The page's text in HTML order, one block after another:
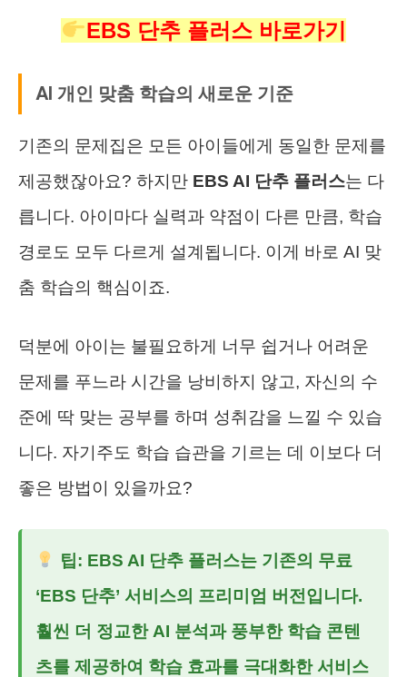
EBS 단추 플러스 바로가기
AI 개인 맞춤 학습의 새로운 기준
기존의 문제집은 모든 아이들에게 동일한 문제를
제공했잖아요? 하지만 EBS AI 단추 플러스는 다
릅니다. 아이마다 실력과 약점이 다른 만큼, 학습
경로도 모두 다르게 설계됩니다. 이게 바로 AI 맞
춤 학습의 핵심이죠.
덕분에 아이는 불필요하게 너무 쉽거나 어려운
문제를 푸느라 시간을 낭비하지 않고, 자신의 수
준에 딱 맞는 공부를 하며 성취감을 느낄 수 있습
니다. 자기주도 학습 습관을 기르는 데 이보다 더
좋은 방법이 있을까요?
팁: EBS AI 단추 플러스는 기존의 무료
‘EBS 단추’ 서비스의 프리미엄 버전입니다.
훨씬 더 정교한 AI 분석과 풍부한 학습 콘텐
츠를 제공하여 학습 효과를 극대화한 서비스